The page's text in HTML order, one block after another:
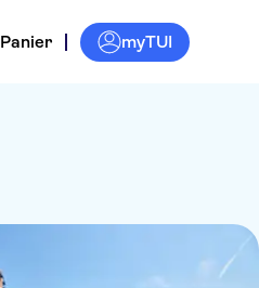
Panier myTUI